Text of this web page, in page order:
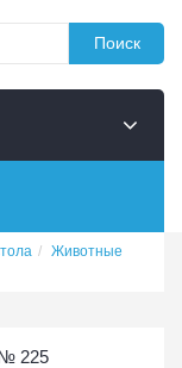
Поиск
Животные
225